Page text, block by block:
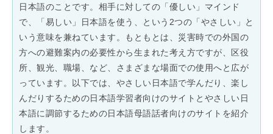
日本語のことです。相手に対しての「優しい」マインド
で、「易しい」日本語を使う、という2つの「やさしい」と
いう意味を兼ねています。もともとは、災害時での外国の
方への避難案内の必要性から生まれた考え方ですが、区役
所、観光、職場、など、さまざまな場面での使用へと広が
っています。以下では、やさしい日本語で学んだり、楽し
んだりするための日本語学習者向けのサイトとやさしい日
本語に調節するための日本語母語話者向けのサイトを紹介
します。